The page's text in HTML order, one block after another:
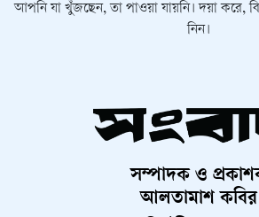
আপনি যা খুঁজছেন, তা পাওয়া যায়নি। দয়া করে,
নিন।
সম্পাদক ও
আলতামাশ কবির